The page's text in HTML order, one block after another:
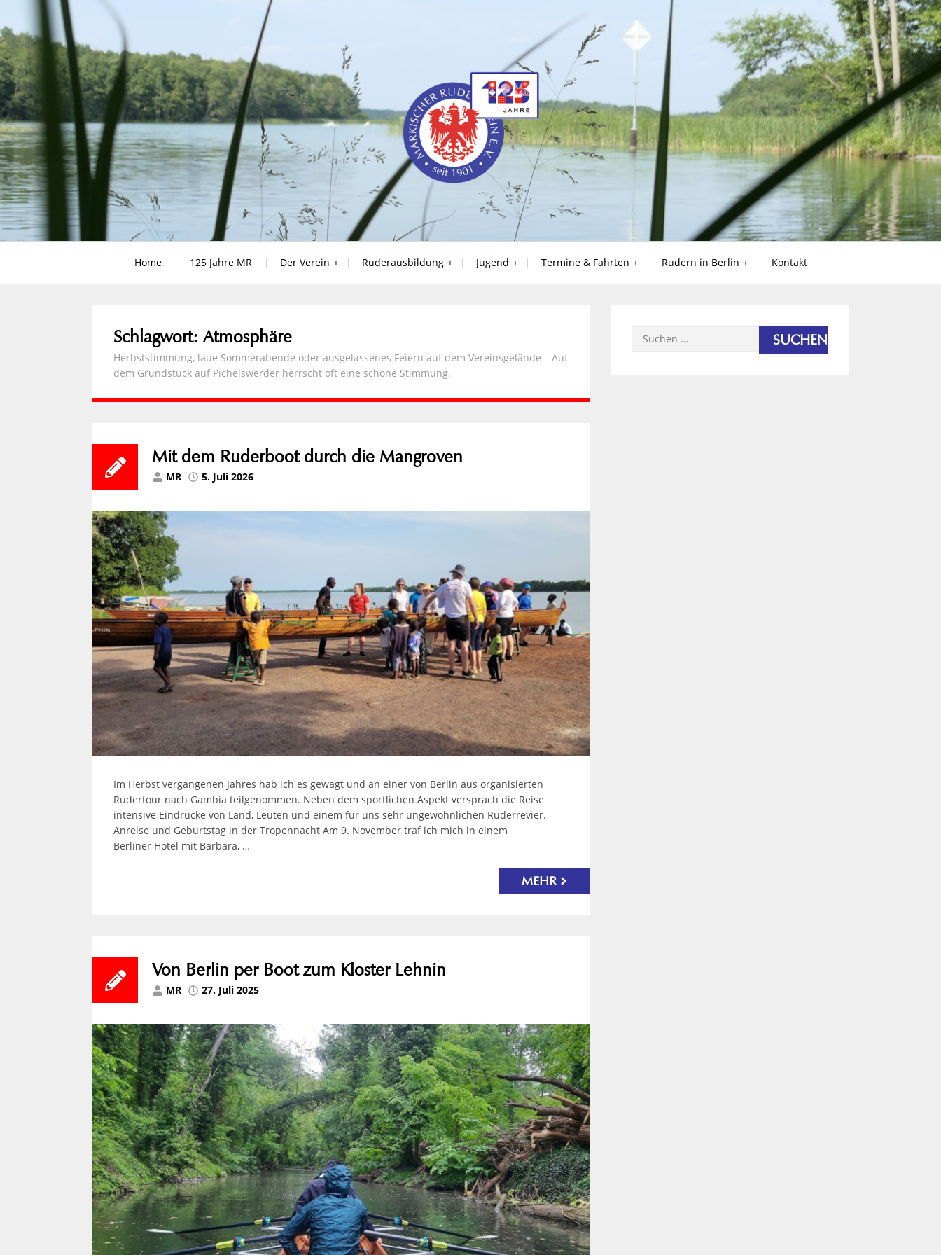
to
content
Rudern in Berlin
Home 125 Jahre MR Der Verein Ruderausbildung Jugend Termine & Fahrten Rudern in Berlin Kontakt
Schlagwort:Atmosphäre
Herbststimmung, laue Sommerabende oder ausgelassenes Feiern auf dem Vereinsgelände – Auf
dem Grundstück auf Pichelswerder herrscht oft eine schöne Stimmung.
Mit dem Ruderboot durch die Mangroven
MR 5. Juli 2026
Im Herbst vergangenen Jahres hab ich es gewagt und an einer von Berlin aus organisierten
Rudertour nach Gambia teilgenommen. Neben dem sportlichen Aspekt versprach die Reise
intensive Eindrücke von Land, Leuten und einem für uns sehr ungewöhnlichen Ruderrevier.
Anreise und Geburtstag in der Tropennacht Am 9. November traf ich mich in einem
Berliner Hotel mit Barbara, …
MEHR
Von Berlin per Boot zum Kloster Lehnin
MR 27. Juli 2025
Suchen